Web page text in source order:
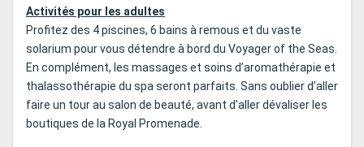
Activités pour les adultes
Profitez des 4 piscines, 6 bains à remous et du vaste
solarium pour vous détendre à bord du Voyager of the Seas.
En complément, les massages et soins d’aromathérapie et
thalassothérapie du spa seront parfaits. Sans oublier d’aller
faire un tour au salon de beauté, avant d’aller dévaliser les
boutiques de la Royal Promenade.